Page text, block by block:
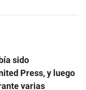
sido
Press, y luego
varias